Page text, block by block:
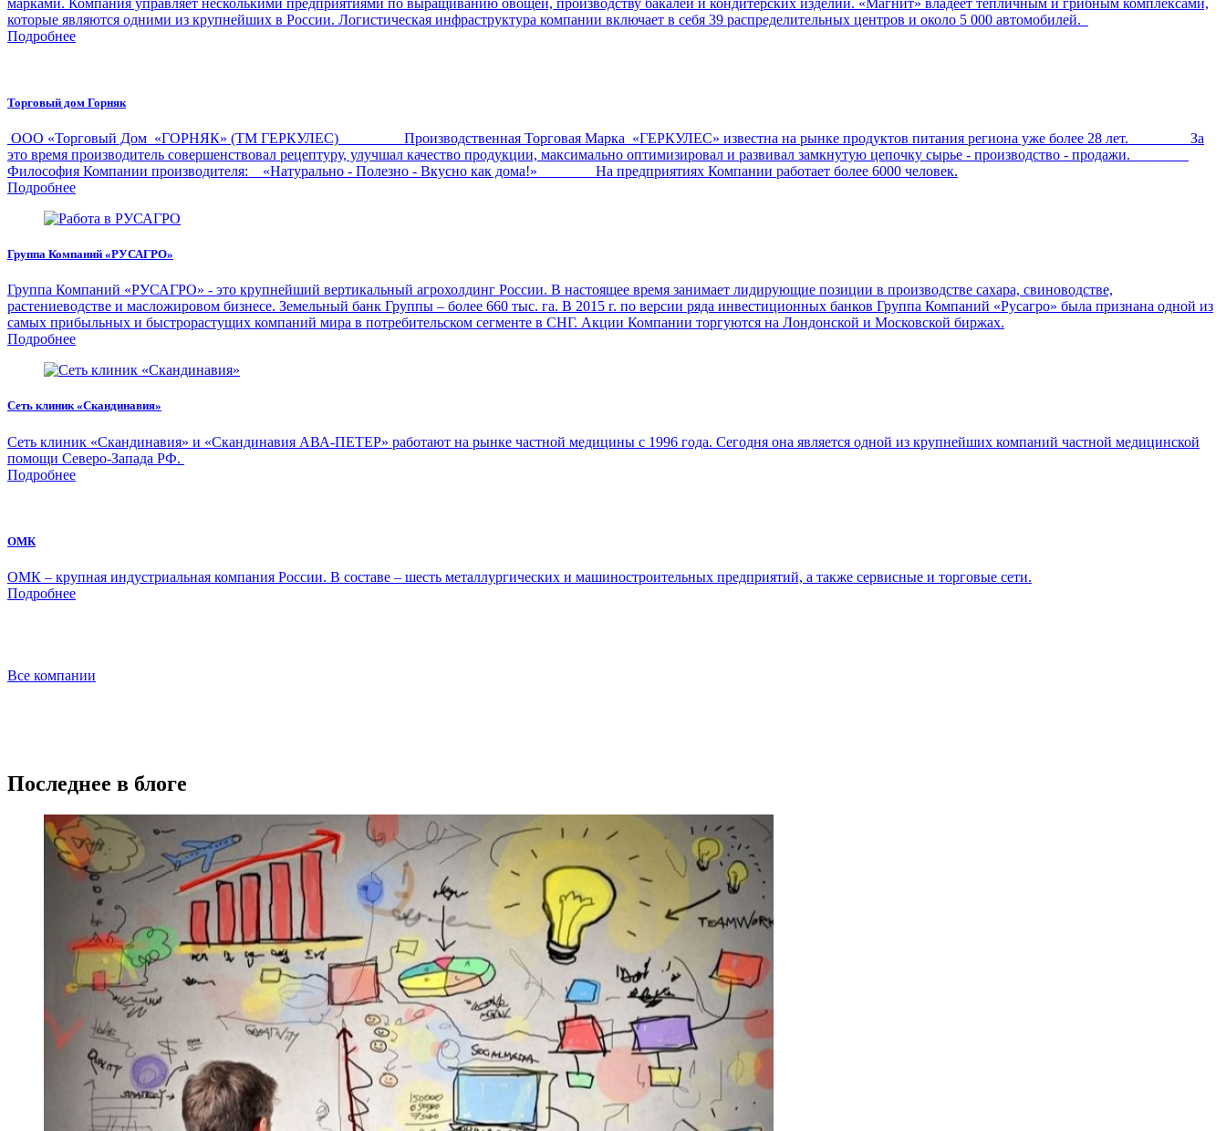
которые являются одними из крупнейших в России. Логистическая инфраструктура компании включает в себя 39 распределительных центров и около 5 000 автомобилей.
Подробнее
Торговый дом Горняк
ООО «Торговый Дом «ГОРНЯК» (ТМ ГЕРКУЛЕС) Производственная Торговая Марка «ГЕРКУЛЕС» известна на рынке продуктов питания региона уже более 28 лет. За
это время производитель совершенствовал рецептуру, улучшал качество продукции, максимально оптимизировал и развивал замкнутую цепочку сырье - производство - продажи.
Философия Компании производителя: «Натурально - Полезно - Вкусно как дома!» На предприятиях Компании работает более 6000 человек.
Подробнее
Группа Компаний «РУСАГРО»
Группа Компаний «РУСАГРО» - это крупнейший вертикальный агрохолдинг России. В настоящее время занимает лидирующие позиции в производстве сахара, свиноводстве,
растениеводстве и масложировом бизнесе. Земельный банк Группы – более 660 тыс. га. В 2015 г. по версии ряда инвестиционных банков Группа Компаний «Русагро» была признана одной из
самых прибыльных и быстрорастущих компаний мира в потребительском сегменте в СНГ. Акции Компании торгуются на Лондонской и Московской биржах.
Подробнее
Сеть клиник «Скандинавия»
Сеть клиник «Скандинавия» и «Скандинавия АВА-ПЕТЕР» работают на рынке частной медицины с 1996 года. Сегодня она является одной из крупнейших компаний частной медицинской
помощи Северо-Запада РФ.
Подробнее
ОМК
ОМК – крупная индустриальная компания России. В составе – шесть металлургических и машиностроительных предприятий, а также сервисные и торговые сети.
Подробнее
Все компании
Последнее в блоге